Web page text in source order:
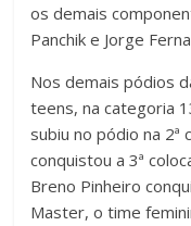
os demais
Panchik e Jorge
Nos demais pódios
teens, na categoria
subiu no pódio na 2ª
conquistou a 3ª
Breno Pinheiro
Master, o time